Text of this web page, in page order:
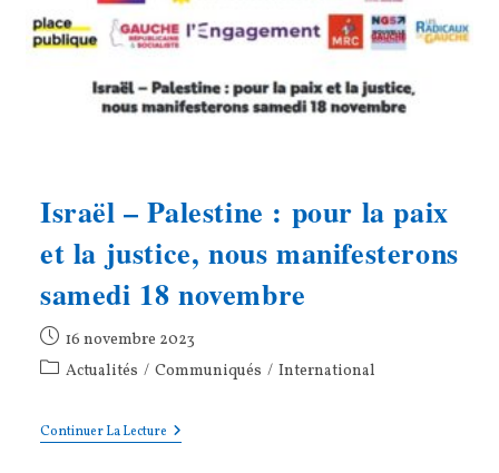
Israël – Palestine : pour la paix
et la justice, nous manifesterons
samedi 18 novembre
Publication
publiée :
16 novembre 2023
PostActualités / Communiqués / International
Continuer La LectureIsraël
–